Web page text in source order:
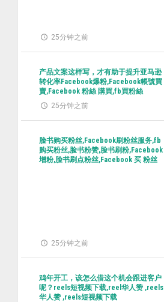
25分钟之前
产品文案这样写，才有助于提升亚马逊
转化率Facebook爆粉,Facebook帳號買
賣,Facebook 粉絲 購買,fb買粉絲
25分钟之前
脸书购买粉丝,Facebook刷粉丝服务,fb
购买粉丝,脸书粉赞,脸书刷粉,Facebook
增粉,脸书刷点粉丝,Facebook 买 粉丝
25分钟之前
鸡年开工，该怎么借这个机会跟进客户
呢？reels短视频下载,reel华人赞 ,reels
华人赞 ,reels短视频下载